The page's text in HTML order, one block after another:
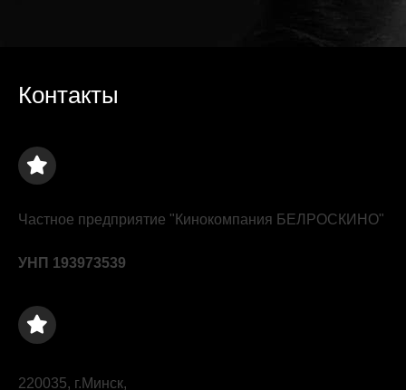
Контакты
Частное предприятие "Кинокомпания БЕЛРОСКИНО"
УНП 193973539
220035, г.Минск,